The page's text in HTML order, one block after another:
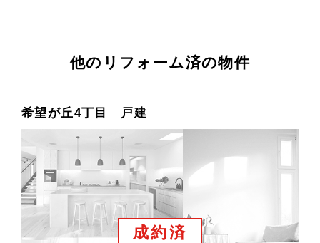
他のリフォーム済の物件
希望が丘4丁目 戸建
成約済